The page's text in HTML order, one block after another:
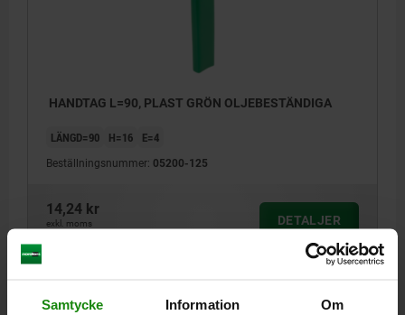
Samtycke Information Om
HANDTAG L=90, PLAST GRÖN OLJEBESTÄNDIGA
LÄNGD=90 H=16 E=4
Beställningsnummer: 05200-125
14,24 kr
exkl. moms
DETALJER